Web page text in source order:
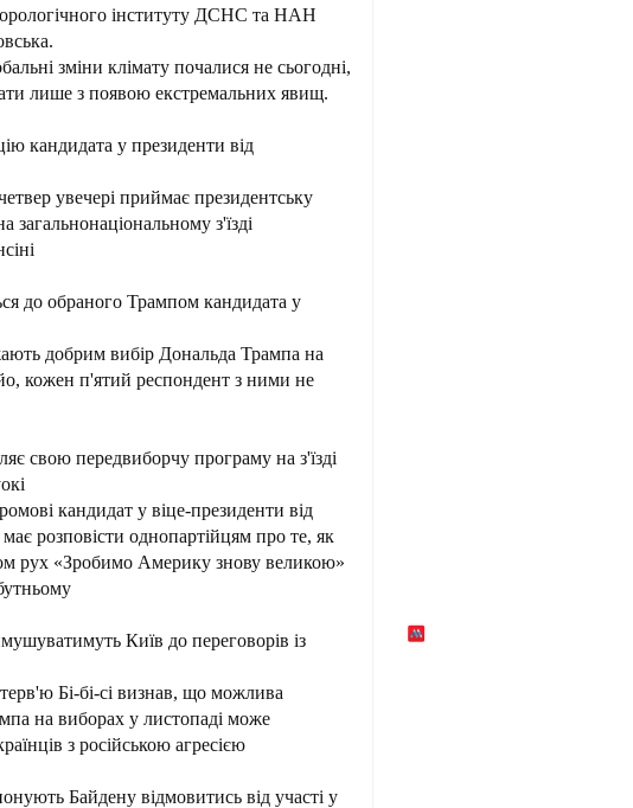
інституту ДСНС та НАН
зміни клімату почалися не сьогодні,
лише з появою екстремальних явищ.
кандидата у президенти від
увечері приймає президентську
загальнонаціональному з'їзді
до обраного Трампом кандидата у
добрим вибір Дональда Трампа на
кожен п'ятий респондент з ними не
свою передвиборчу програму на з'їзді
кандидат у віце-президенти від
має розповісти однопартійцям про те, як
рух «Зробимо Америку знову великою»
Київ до переговорів із
Бі-бі-сі визнав, що можлива
на виборах у листопаді може
з російською агресією
Байдену відмовитись від участі у